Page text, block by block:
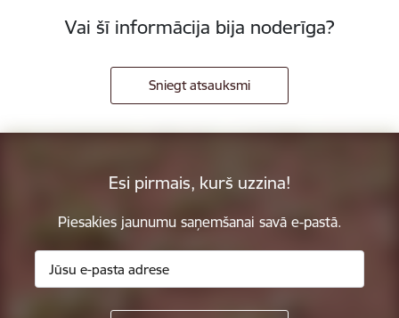
Vai šī informācija bija noderīga?
Sniegt atsauksmi
Esi pirmais, kurš uzzina!
Piesakies jaunumu saņemšanai savā e-pastā.